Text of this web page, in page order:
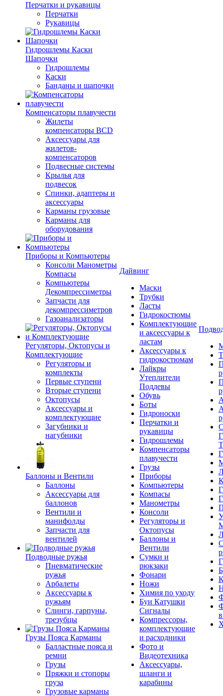
Перчатки и рукавицы
Перчатки
Рукавицы
Гидрошлемы Каски
Шапочки
Гидрошлемы
Каски
Банданы и шапочки
Компенсаторы плавучести
Жилеты
компенсаторы BCD
Аксессуары для
жилетов-
компенсаторов
Подвесные системы
Крылья для
подвесок
Спинки, адаптеры и
аксессуары
Карманы грузовые
Карманы для
оборудования
Приборы и Компьютеры
Консоли Манометры
Компасы
Компьютеры
Декомпрессиметры
Запчасти для
декомпрессиметров
Газоанализаторы
Регуляторы, Октопусы и
Комплектующие
Регуляторы и
комплекты
Первые ступени
Вторые ступени
Октопусы
Аксессуары и
комплектующие
Загубники и
нагубники
Баллоны и Вентили
Баллоны
Аксессуары для
баллонов
Вентили и
манифолды
Запчасти для
вентилей
Подводные ружья
Пневматические
ружья
Арбалеты
Аксессуары к
ружьям
Слинги, гарпуны,
трезубцы
Грузы Пояса Карманы
Балластные пояса и
ремни
Грузы
Пряжки и стопоры
груза
Грузовые карманы
Дайвинг
Маски
Трубки
Ласты
Гидрокостюмы
Комплектующие
и аксессуары к
ластам
Аксессуары к
гидрокостюмам
Лайкры
Утеплители
Поддевы
Обувь
Боты
Гидроноски
Перчатки и
рукавицы
Гидрошлемы
Компенсаторы
плавучести
Грузы
Приборы
Компьютеры
Компасы
Манометры
Консоли
Регуляторы и
Октопусы
Баллоны и
Вентили
Сумки и
рюкзаки
Фонари
Ножи
Химия по уходу
Буи Катушки
Сигналы
Компрессоры,
комплектующие
и расходники
Фото и
Видеотехника
Аксессуары,
шланги и
карабины